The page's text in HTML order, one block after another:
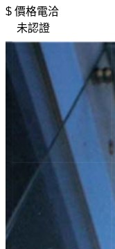
$ 價格電洽
未認證